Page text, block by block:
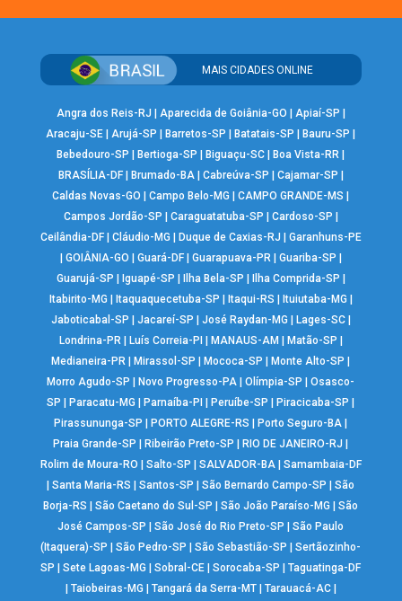
MAIS CIDADES ONLINE
Angra dos Reis-RJ Aparecida de Goiânia-GO Apiaí-SP
Aracaju-SE |Arujá-SP Barretos-SP Batatais-SP Bauru-SP
Bebedouro-SP
Bertioga-SP Biguaçu-SC Boa Vista-RR
BRASÍLIA-DF| Brumado-BA| Cabreúva-SP Cajamar-SP
Caldas Novas-GO
|Campo Belo-MG |CAMPO GRANDE-MS
Campos Jordão-SP
Caraguatatuba-SP Cardoso-SP
Ceilândia-DF| Cláudio-MG Duque de Caxias-RJ
Garanhuns-PE
GOIÂNIA-GO Guará-DF| Guarapuava-PR| Guariba-SP
Guarujá-SP
Iguapé-SP Ilha Bela-SP Ilha Comprida-SP
Itabirito-MG
Itaquaquecetuba-SP Itaqui-RS Ituiutaba-MG
Jaboticabal-SP
Jacareí-SP José Raydan-MG Lages-SC|
Londrina-PR| Luís Correia-PI MANAUS-AM Matão-SP
Medianeira-PR
Mirassol-SP Mococa-SP Monte Alto-SP
Morro Agudo-SP
Novo Progresso-PA |Olímpia-SP |Osasco-
SP
Paracatu-MG Parnaíba-PI Peruíbe-SP Piracicaba-SP
Pirassununga-SP
PORTO ALEGRE-RS Porto Seguro-BA
Praia Grande-SP
Ribeirão Preto-SP RIO DE JANEIRO-RJ
Rolim de Moura-RO
Salto-SP SALVADOR-BA| Samambaia-DF
|Santa Maria-RS |Santos-SP |São Bernardo Campo-SP |São
Borja-RS
|São Caetano do Sul-SP |São João Paraíso-MG |São
José Campos-SP
|São José do Rio Preto-SP |São Paulo
(Itaquera)-SP
|São Pedro-SP |São Sebastião-SP |Sertãozinho-
SP
|Sete Lagoas-MG |Sobral-CE |Sorocaba-SP |Taguatinga-DF
Taiobeiras-MG Tangará da Serra-MT| Tarauacá-AC|